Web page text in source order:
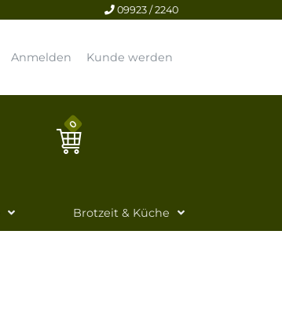
09923 / 2240
Anmelden Kunde werden
0
Brotzeit & Küche